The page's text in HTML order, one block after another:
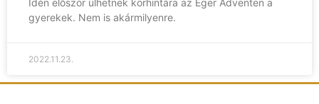
Idén először ülhetnek körhintára az Eger Adventen a
gyerekek. Nem is akármilyenre.
2022.11.23.